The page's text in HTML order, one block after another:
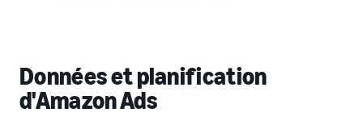
Données et planification
d'Amazon Ads